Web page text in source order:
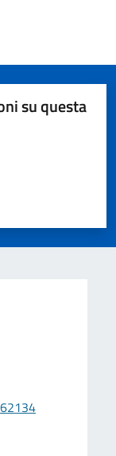
su questa